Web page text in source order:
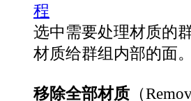
程
选中需要处理材质的
材质给群组内部的面。
移除全部材质 （